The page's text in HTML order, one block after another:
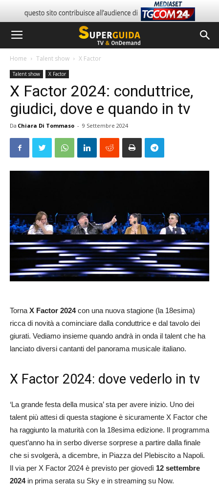
Home Talent show X Factor
Talent show X Factor
X Factor 2024: conduttrice,
giudici, dove e quando in tv
Da Chiara Di Tommaso - 9 Settembre 2024
Torna X Factor 2024con una nuova stagione (la 18esima)
ricca di novità a cominciare dalla conduttrice e dal tavolo dei
giurati. Vediamo insieme quando andrà in onda il talent che ha
lanciato diversi cantanti del panorama musicale italiano.
X Factor 2024: dove vederlo in tv
‘La grande festa della musica’ sta per avere inizio. Uno dei
talent più attesi di questa stagione è sicuramente X Factor che
ha raggiunto la maturità con la 18esima edizione. Il programma
quest’anno ha in serbo diverse sorprese a partire dalla finale
che si svolgerà, a dicembre, in Piazza del Plebiscito a Napoli.
Il via per X Factor 2024 è previsto per giovedì 12 settembre
2024in prima serata su Sky e in streaming su Now.